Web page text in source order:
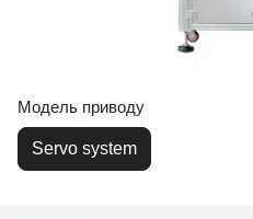
Модель приводу
Servo system